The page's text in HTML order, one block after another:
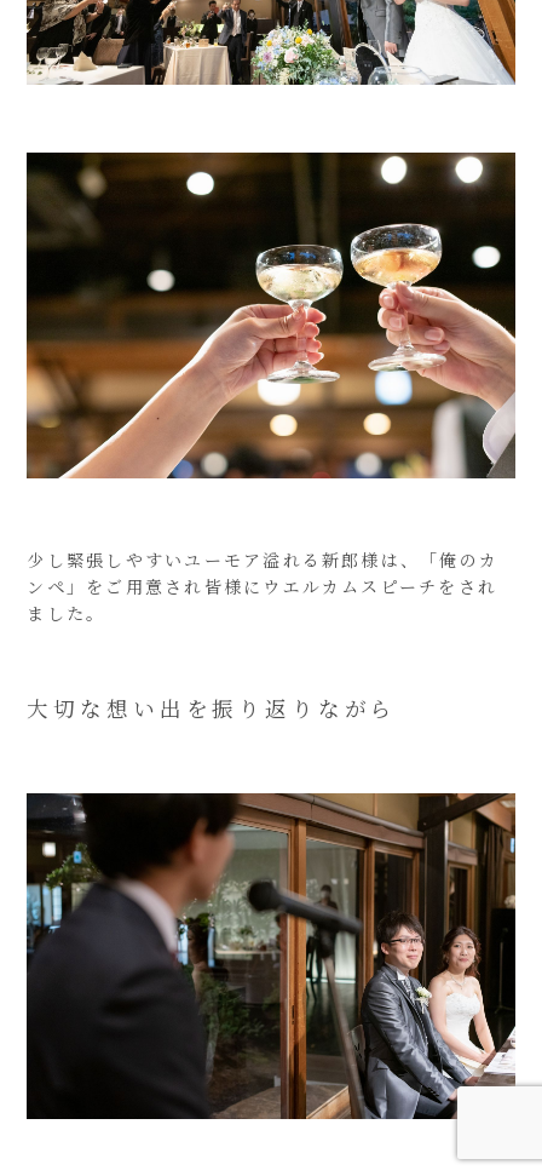
少し緊張しやすいユーモア溢れる新郎様は、「俺のカ
ンペ」をご用意され皆様にウエルカムスピーチをされ
ました。
大切な想い出を振り返りながら